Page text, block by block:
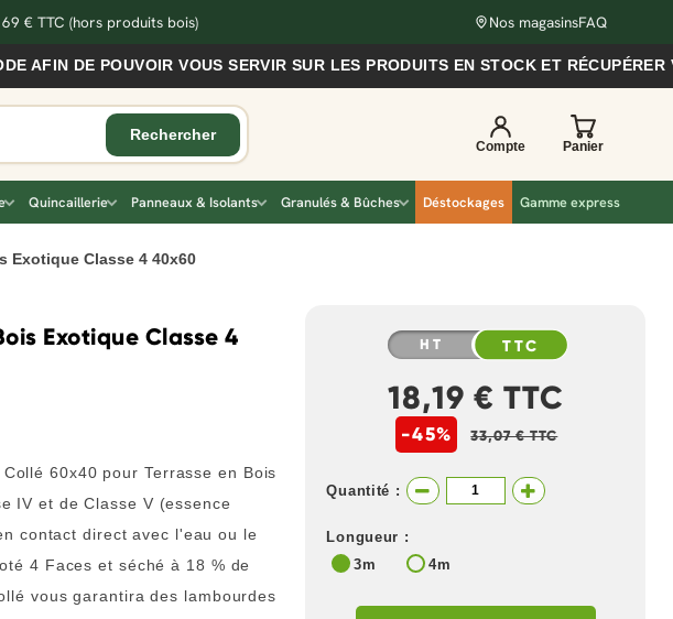
€ TTC (hors produits bois) Nos magasinsFAQ
VOUS SERVIR SUR LES PRODUITS EN STOCK ET RÉCUPÉRER VOS
Quincaillerie Panneaux & Isolants Granulés & Bûches Déstockages Gamme express
Exotique Classe 4 40x60
Exotique Classe 4
60x40 pour Terrasse en Bois
IV et de Classe V (essence
contact direct avec l'eau ou le
4 Faces et séché à 18 % de
vous garantira des lambourdes
HT TTC
18,19 € TTC
-45% 33,07 € TTC
Quantité :
Longueur :
3m
4m